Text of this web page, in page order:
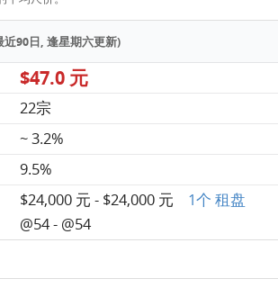
近90日, 逢星期六更新)
$47.0 元
22宗
~ 3.2%
9.5%
$24,000 元 - $24,000 元
1个 租盘
@54 - @54